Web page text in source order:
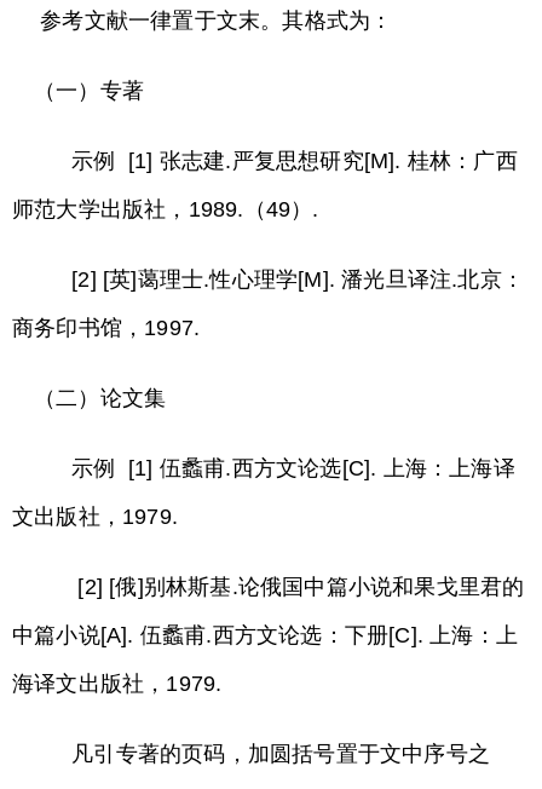
参考文献一律置于文末。其格式为：
（一）专著
示例 [1] 张志建.严复思想研究[M]. 桂林：广西
师范大学出版社，1989.（49）.
[2] [英]蔼理士.性心理学[M]. 潘光旦译注.北京：
商务印书馆，1997.
（二）论文集
示例 [1] 伍蠡甫.西方文论选[C]. 上海：上海译
文出版社，1979.
[2] [俄]别林斯基.论俄国中篇小说和果戈里君的
中篇小说[A]. 伍蠡甫.西方文论选：下册[C]. 上海：上
海译文出版社，1979.
凡引专著的页码，加圆括号置于文中序号之